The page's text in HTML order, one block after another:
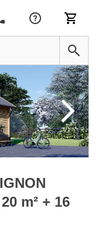
m² + 16